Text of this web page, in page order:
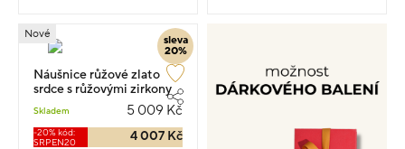
sleva
20%
Nové
Náušnice růžové zlato
srdce s růžovými zirkony
Skladem 5 009 Kč
-20% kód:
SRPEN20
4 007 Kč